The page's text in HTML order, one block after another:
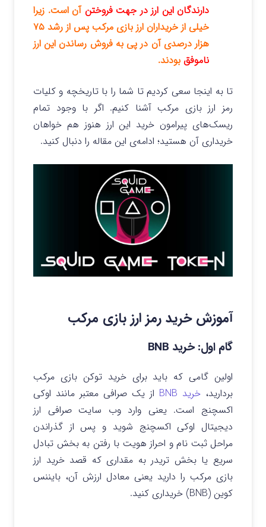
دارندگان این ارز در جهت فروختن آن است. زیرا
خیلی از خریداران ارز بازی مرکب پس از رشد ۷۵
هزار درصدی‌ آن در پی به فروش رساندن این ارز
ناموفق بودند.
تا به اینجا سعی کردیم تا شما را با تاریخچه و کلیات
رمز ارز بازی مرکب آشنا کنیم. اگر با وجود تمام
ریسک‌های پیرامون خرید این ارز هنوز هم خواهان
خریداری آن هستید؛ ادامه‌ی این مقاله را دنبال کنید.
آموزش خرید رمز ارز بازی مرکب
گام اول: خرید BNB
اولین گامی که باید برای خرید توکن بازی مرکب
بردارید، خرید BNB
از یک صرافی معتبر مانند اوکی
اکسچنج است. یعنی وارد وب سایت صرافی ارز
دیجیتال اوکی اکسچنج شوید و پس از گذراندن
مراحل ثبت نام و احراز هویت با رفتن به بخش تبادل
سریع یا بخش تریدر به مقداری که قصد خرید ارز
بازی مرکب را دارید یعنی معادل ارزش آن، بایننس
کوین (BNB) خریداری کنید.